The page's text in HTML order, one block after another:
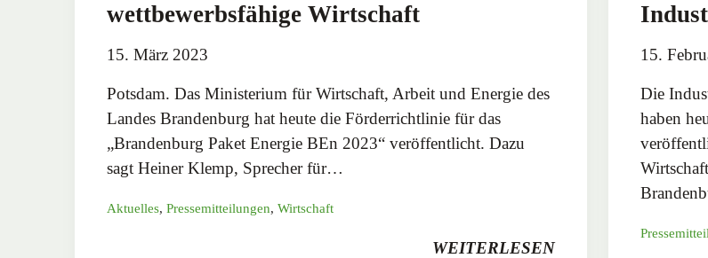
wettbewerbsfähige Wirtschaft
15. März 2023
Potsdam. Das Ministerium für Wirtschaft, Arbeit und Energie des
Landes Brandenburg hat heute die Förderrichtlinie für das
„Brandenburg Paket Energie BEn 2023“ veröffentlicht. Dazu
sagt Heiner Klemp, Sprecher für…
Aktuelles, Pressemitteilungen, Wirtschaft
WEITERLESEN
15.
Die
haben